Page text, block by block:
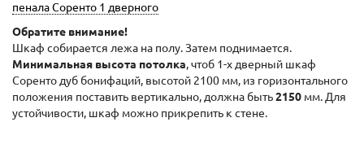
пенала Соренто 1 дверного
Обратите внимание!
Шкаф собирается лежа на полу. Затем поднимается.
Минимальная высота потолка, чтоб 1-х дверный шкаф
Соренто дуб бонифаций, высотой 2100 мм, из горизонтального
положения поставить вертикально, должна быть2150 мм. Для
устойчивости, шкаф можно прикрепить к стене.